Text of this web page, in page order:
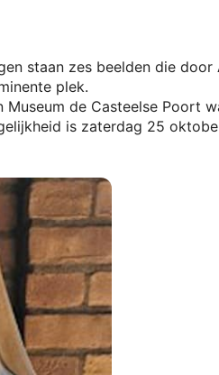
staan zes beelden die
plek.
de Casteelse Poort
is zaterdag 25